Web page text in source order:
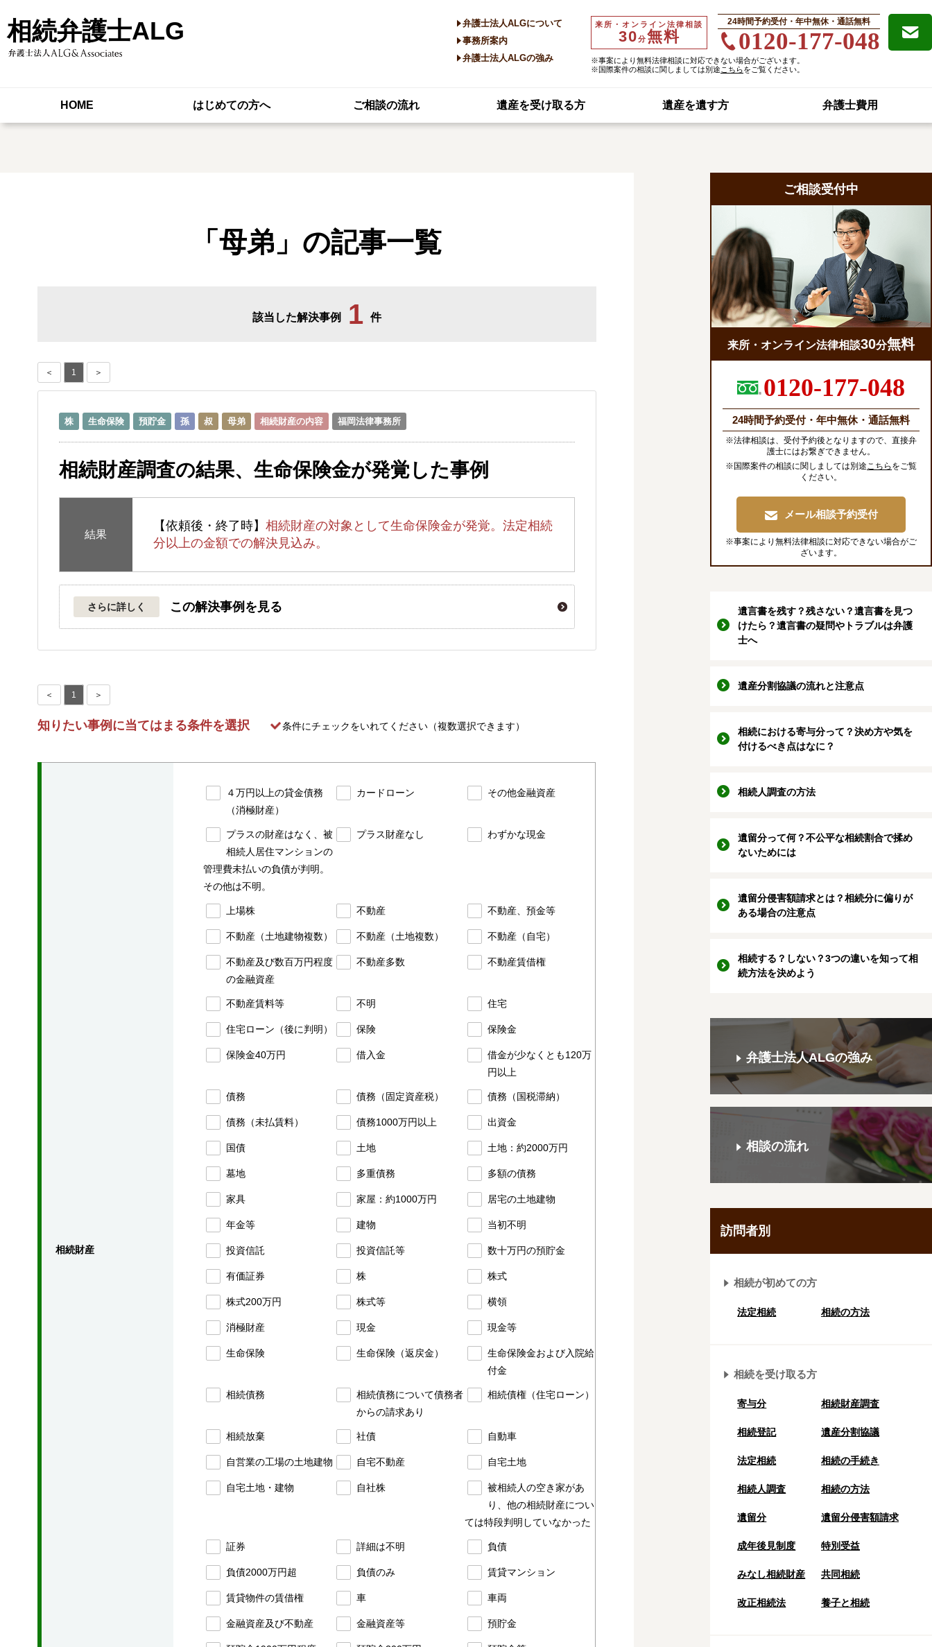
相続弁護士ALG 来所・オンライン法律相談
30分無料
24時間予約受付・年中無休・通話無料
0120-177-048
※事案により無料法律相談に対応できない場合がございます。
※国際案件の相談に関しましては別途 こちらをご覧ください。
弁護士法人ALGについて
事務所案内
弁護士法人ALGの強み
HOME はじめての方へ ご相談の流れ 遺産を受け取る方 遺産を遺す方 弁護士費用
「母弟」の記事一覧
該当した解決事例 1 件
＜ 1 ＞
株 生命保険 預貯金 孫 叔 母弟 相続財産の内容 福岡法律事務所
相続財産調査の結果、生命保険金が発覚した事例
結果
【依頼後・終了時】 相続財産の対象として生命保険金が発覚。法定相続
分以上の金額での解決見込み。
さらに詳しく この解決事例を見る
＜ 1 ＞
知りたい事例に当てはまる条件を選択 条件にチェックをいれてください（複数選択できます）
相続財産
４万円以上の貸金債務
（消極財産）
カードローン その他金融資産
プラスの財産はなく、被
相続人居住マンションの
管理費未払いの負債が判明。
その他は不明。
プラス財産なし わずかな現金
上場株 不動産 不動産、預金等
不動産（土地建物複数） 不動産（土地複数） 不動産（自宅）
不動産及び数百万円程度
の金融資産
不動産多数 不動産賃借権
不動産賃料等 不明 住宅
住宅ローン（後に判明） 保険 保険金
保険金40万円 借入金
借金が少なくとも120万
円以上
債務 債務（固定資産税） 債務（国税滞納）
債務（未払賃料） 債務1000万円以上 出資金
国債 土地 土地：約2000万円
墓地 多重債務 多額の債務
家具 家屋：約1000万円 居宅の土地建物
年金等 建物 当初不明
投資信託 投資信託等 数十万円の預貯金
有価証券 株 株式
株式200万円 株式等 横領
消極財産 現金 現金等
生命保険 生命保険（返戻金）
生命保険金および入院給
付金
相続債務
相続債務について債務者
からの請求あり
相続債権（住宅ローン）
相続放棄 社債 自動車
自営業の工場の土地建物 自宅不動産 自宅土地
自宅土地・建物 自社株
被相続人の空き家があ
り、他の相続財産につい
ては特段判明していなかった
証券 詳細は不明 負債
負債2000万円超 負債のみ 賃貸マンション
賃貸物件の賃借権 車 車両
金融資産及び不動産 金融資産等 預貯金
ご相談受付中
来所・オンライン法律相談30分無料
0120-177-048
24時間予約受付・年中無休・通話無料
※法律相談は、受付予約後となりますので、直接弁
護士にはお繋ぎできません。
※国際案件の相談に関しましては別途こちら をご覧
ください。
メール相談予約受付
※事案により無料法律相談に対応できない場合がご
ざいます。
遺言書を残す？残さない？遺言書を見つ
けたら？遺言書の疑問やトラブルは弁護
士へ
遺産分割協議の流れと注意点
相続における寄与分って？決め方や気を
付けるべき点はなに？
相続人調査の方法
遺留分って何？不公平な相続割合で揉め
ないためには
遺留分侵害額請求とは？相続分に偏りが
ある場合の注意点
相続する？しない？3つの違いを知って相
続方法を決めよう
弁護士法人ALGの強み
相談の流れ
訪問者別
相続が初めての方
法定相続 相続の方法
相続を受け取る方
寄与分 相続財産調査
相続登記 遺産分割協議
法定相続 相続の⼿続き
相続人調査 相続の方法
遺留分 遺留分侵害額請求
成年後⾒制度 特別受益
みなし相続財産 共同相続
改正相続法 養子と相続